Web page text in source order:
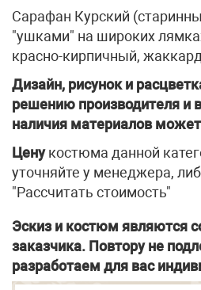
Сарафан Курский
"ушками" на широких
красно-кирпичный, жаккард
Дизайн, рисунок и
решению производителя и
наличия материалов
Ценукостюма данной
уточняйте у менеджера,
"Рассчитать стоимость"
Эскиз и костюм являются
заказчика. Повтору не
разработаем для вас